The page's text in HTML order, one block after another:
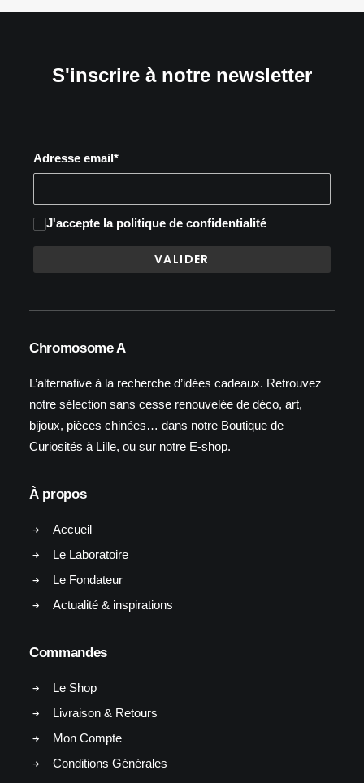
S'inscrire à notre newsletter
Adresse email*
J'accepte la politique de confidentialité
Chromosome A
L’alternative à la recherche d’idées cadeaux. Retrouvez
notre sélection sans cesse renouvelée de déco, art,
bijoux, pièces chinées… dans notre Boutique de
Curiosités à Lille, ou sur notre E-shop.
À propos
Accueil
Le Laboratoire
Le Fondateur
Actualité & inspirations
Commandes
Le Shop
Livraison & Retours
Mon Compte
Conditions Générales